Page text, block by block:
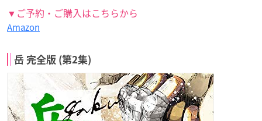
▼ご予約・ご購入はこちらから
Amazon
岳 完全版 (第2集)